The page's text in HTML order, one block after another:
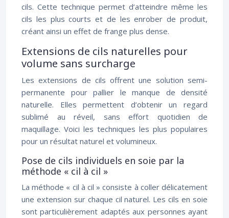
cils. Cette technique permet d’atteindre même les
cils les plus courts et de les enrober de produit,
créant ainsi un effet de frange plus dense.
Extensions de cils naturelles pour
volume sans surcharge
Les extensions de cils offrent une solution semi-
permanente pour pallier le manque de densité
naturelle. Elles permettent d’obtenir un regard
sublimé au réveil, sans effort quotidien de
maquillage. Voici les techniques les plus populaires
pour un résultat naturel et volumineux.
Pose de cils individuels en soie par la
méthode « cil à cil »
La méthode « cil à cil » consiste à coller délicatement
une extension sur chaque cil naturel. Les cils en soie
sont particulièrement adaptés aux personnes ayant